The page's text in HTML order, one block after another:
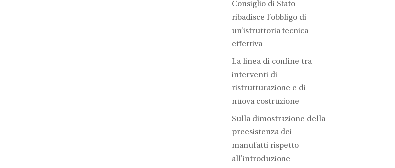
Consiglio di Stato
ribadisce l’obbligo di
un’istruttoria tecnica
effettiva
La linea di confine tra
interventi di
ristrutturazione e di
nuova costruzione
Sulla dimostrazione della
preesistenza dei
manufatti rispetto
all’introduzione